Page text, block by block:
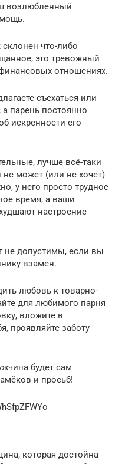
возлюбленный
что-либо
это тревожный
отношениях.
съехаться или
а парень постоянно
искренности его
лучше всё-таки
может (или не хочет)
у него просто трудное
время, а ваши
настроение
не допустимы, если вы
взамен.
любовь к товарно-
для любимого парня
вложите в
проявляйте заботу
будет сам
и просьб!
которая достойна